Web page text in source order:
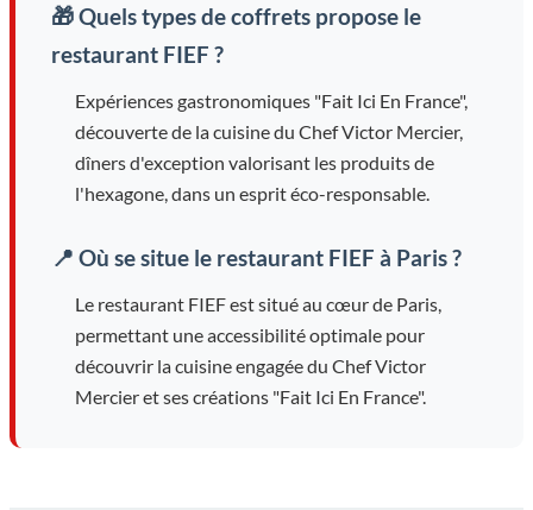
🎁 Quels types de coffrets propose le
restaurant FIEF ?
Expériences gastronomiques "Fait Ici En France",
découverte de la cuisine du Chef Victor Mercier,
dîners d'exception valorisant les produits de
l'hexagone, dans un esprit éco-responsable.
📍 Où se situe le restaurant FIEF à Paris ?
Le restaurant FIEF est situé au cœur de Paris,
permettant une accessibilité optimale pour
découvrir la cuisine engagée du Chef Victor
Mercier et ses créations "Fait Ici En France".